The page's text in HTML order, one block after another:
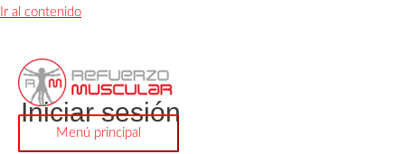
Ir al contenido
Menú principal
Iniciar sesión